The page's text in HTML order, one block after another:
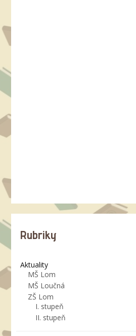
Rubriky
Aktuality
MŠ Lom
MŠ Loučná
ZŠ Lom
I. stupeň
II. stupeň